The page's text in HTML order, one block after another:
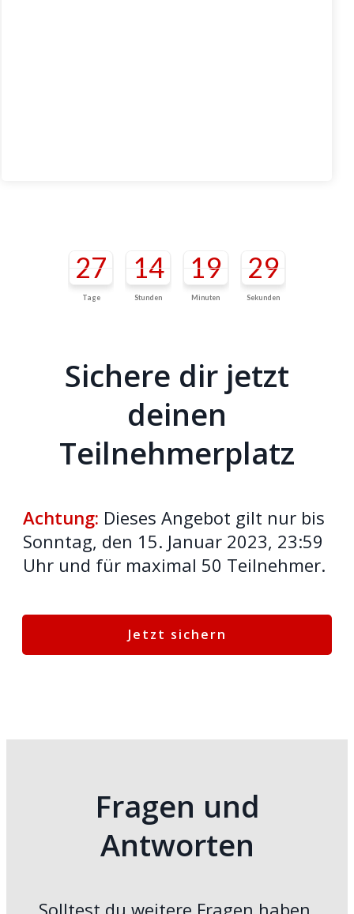
27
Tage
14
Stunden
19
Minuten
29
Sekunden
Sichere dir jetzt
deinen
Teilnehmerplatz
Achtung: Dieses Angebot gilt nur bis
Sonntag, den 15. Januar 2023, 23:59
Uhr und für maximal 50 Teilnehmer.
Jetzt sichern
Fragen und
Antworten
Solltest du weitere Fragen haben,